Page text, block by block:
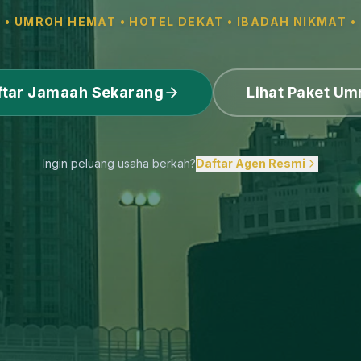
• UMROH HEMAT • HOTEL DEKAT • IBADAH NIKMAT •
Jamaah Sekarang Lihat Paket
Ingin peluang usaha berkah?Daftar Agen Resmi